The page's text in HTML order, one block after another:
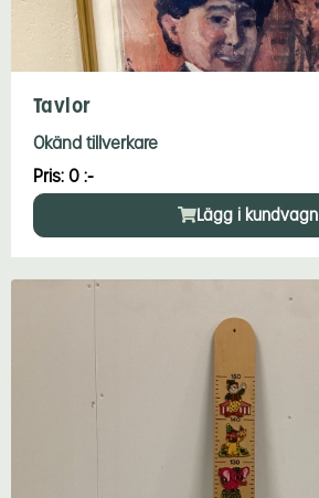
Tavlor
Okänd tillverkare
Pris: 0 :-
Lägg i kundvagn